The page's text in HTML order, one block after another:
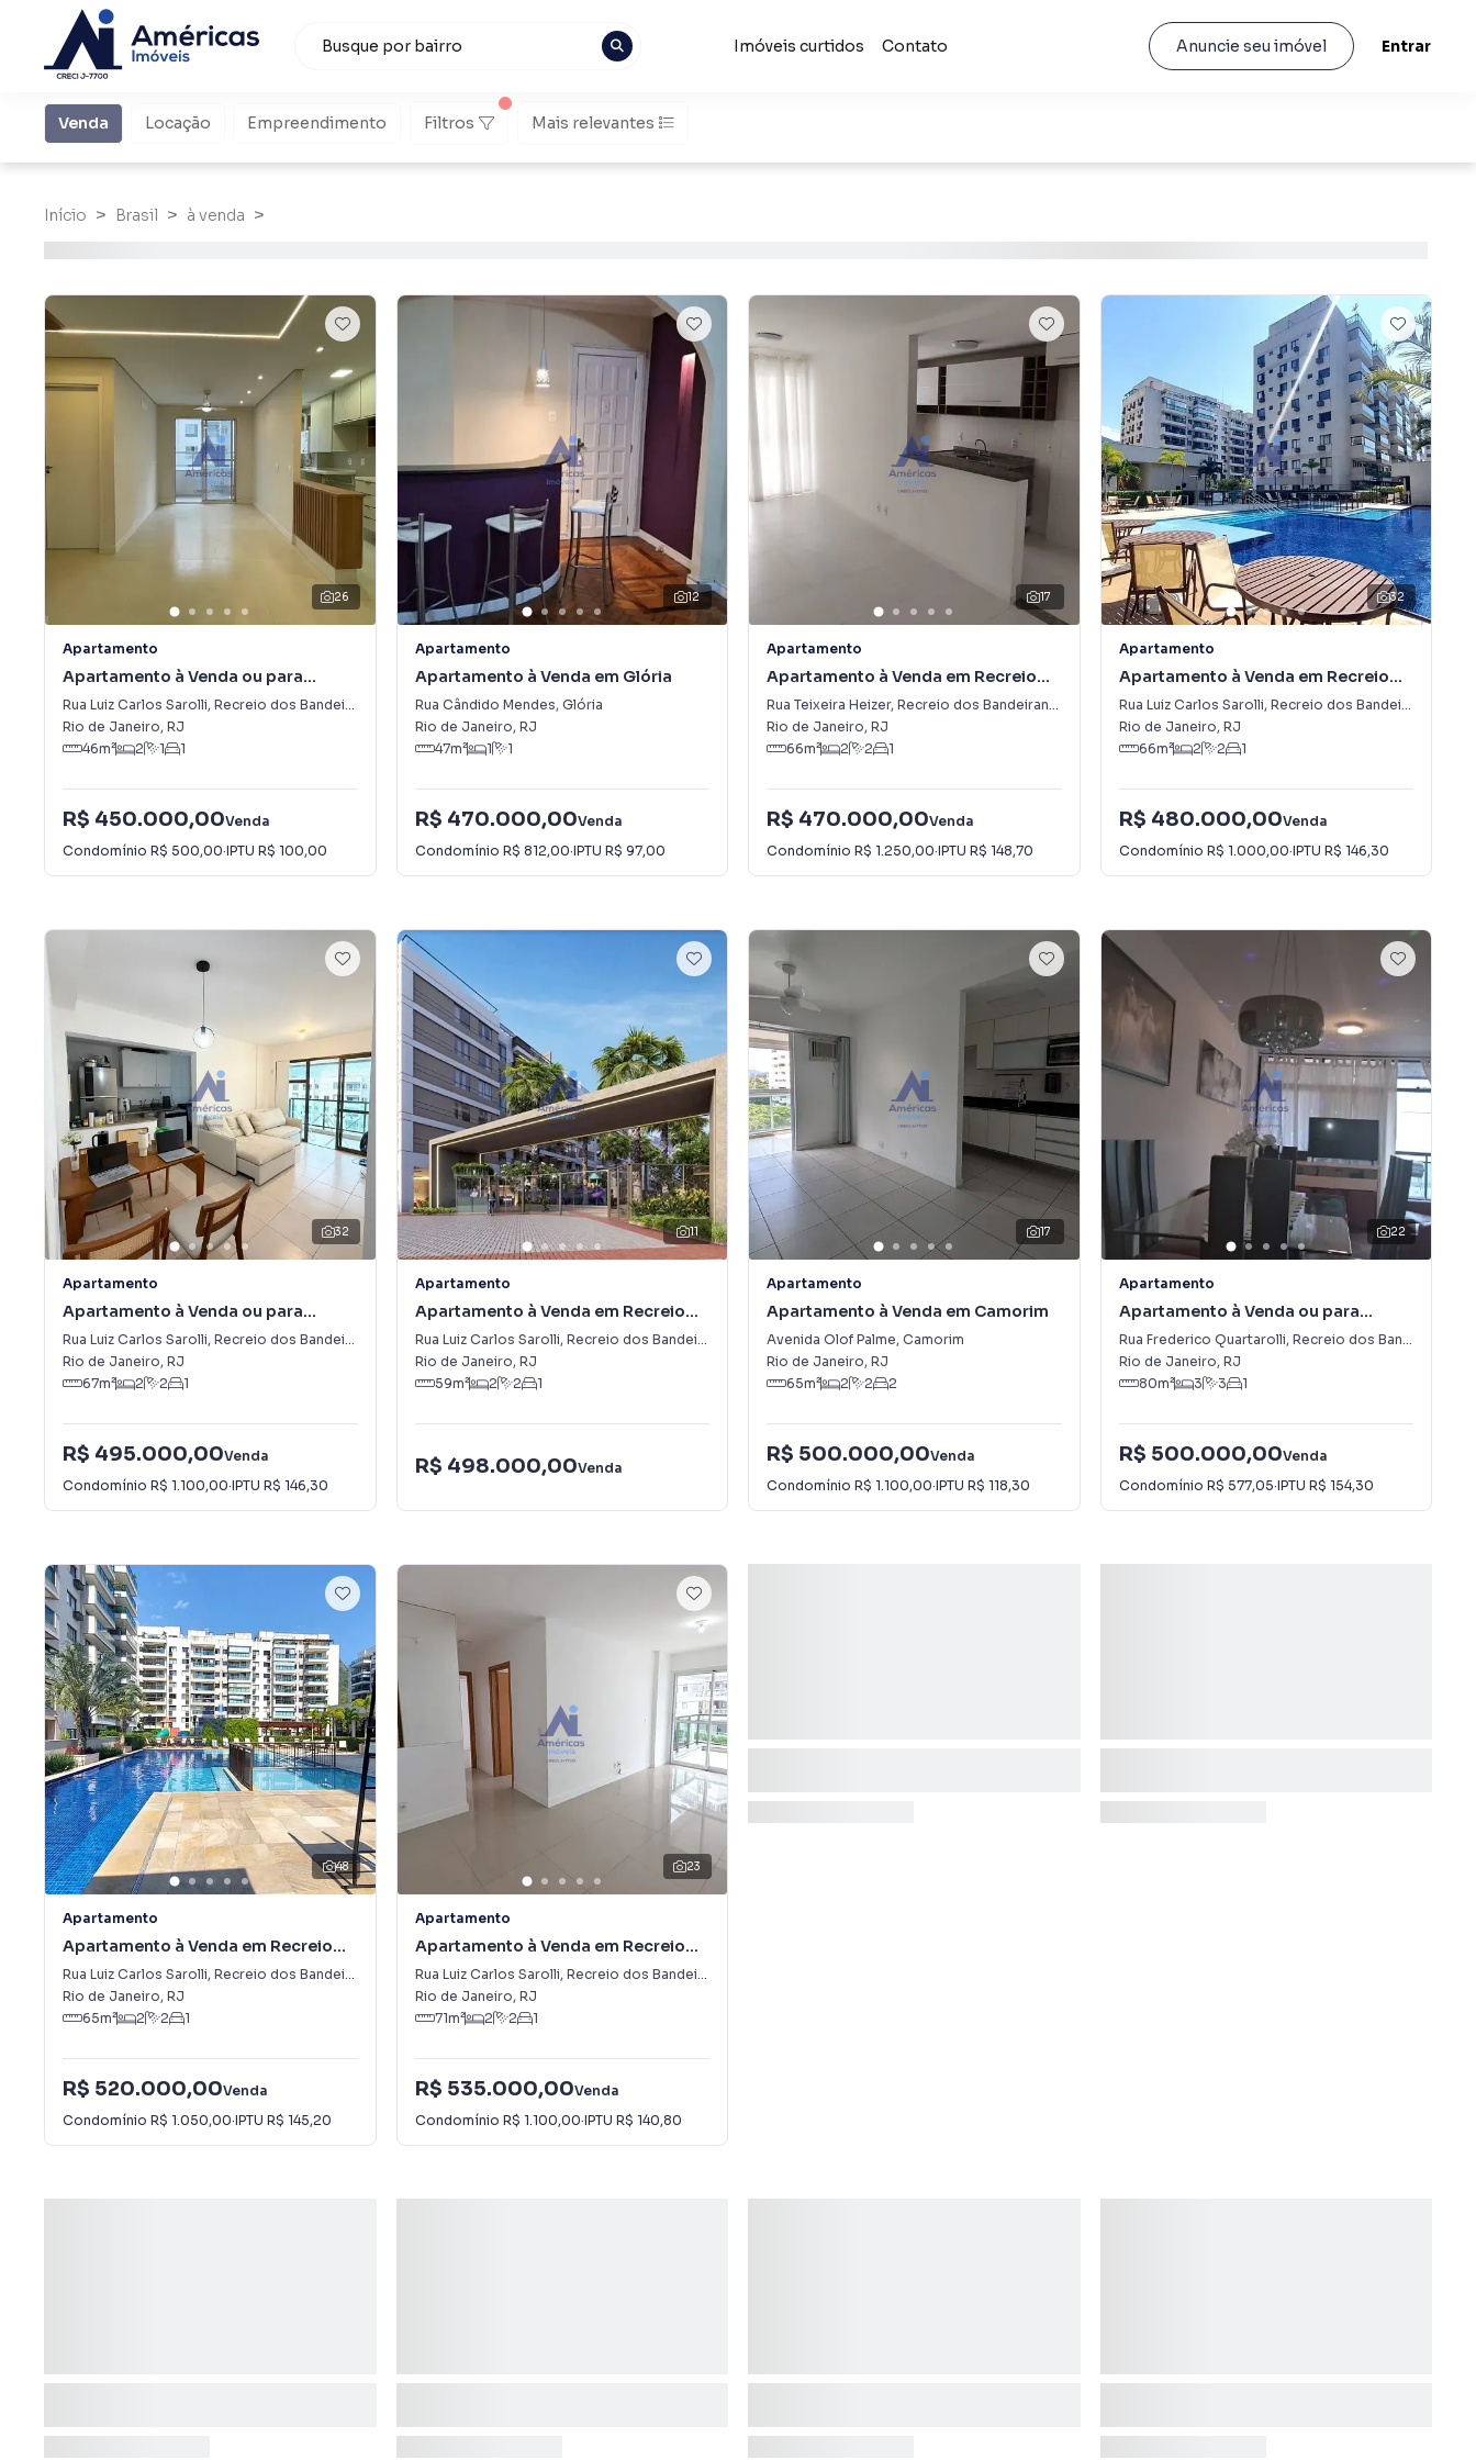
Imóveis curtidos Contato Anuncie seu imóvel Entrar
Venda Locação Empreendimento Filtros Mais relevantes
Início Brasil à venda
26
Apartamento
Apartamento à Venda ou para
Alugar em Recreio dos Bandeirantes
Rua Luiz Carlos Sarolli, Recreio dos Bandeirantes
Rio de Janeiro, RJ
46m² 2 1 1
R$ 450.000,00Venda
Condomínio R$ 500,00·IPTU R$ 100,00
12
Apartamento
Apartamento à Venda em Glória
Rua Cândido Mendes, Glória
Rio de Janeiro, RJ
47m² 1 1
R$ 470.000,00Venda
Condomínio R$ 812,00·IPTU R$ 97,00
17
Apartamento
Apartamento à Venda em Recreio
dos Bandeirantes
Rua Teixeira Heizer, Recreio dos Bandeirantes
Rio de Janeiro, RJ
66m² 2 2 1
R$ 470.000,00Venda
Condomínio R$ 1.250,00·IPTU R$ 148,70
32
Apartamento
Apartamento à Venda em Recreio
dos Bandeirantes
Rua Luiz Carlos Sarolli, Recreio dos Bandeirantes
Rio de Janeiro, RJ
66m² 2 2 1
R$ 480.000,00Venda
Condomínio R$ 1.000,00·IPTU R$ 146,30
32
Apartamento
Apartamento à Venda ou para
Alugar em Recreio dos Bandeirantes
Rua Luiz Carlos Sarolli, Recreio dos Bandeirantes
Rio de Janeiro, RJ
67m² 2 2 1
R$ 495.000,00Venda
Condomínio R$ 1.100,00·IPTU R$ 146,30
11
Apartamento
Apartamento à Venda em Recreio
dos Bandeirantes
Rua Luiz Carlos Sarolli, Recreio dos Bandeirantes
Rio de Janeiro, RJ
59m² 2 2 1
R$ 498.000,00Venda
17
Apartamento
Apartamento à Venda em Camorim
Avenida Olof Palme, Camorim
Rio de Janeiro, RJ
65m² 2 2 2
R$ 500.000,00Venda
Condomínio R$ 1.100,00·IPTU R$ 118,30
22
Apartamento
Apartamento à Venda ou para
Alugar em Recreio dos Bandeirantes
Rua Frederico Quartarolli, Recreio dos Bandeirantes
Rio de Janeiro, RJ
80m² 3 3 1
R$ 500.000,00Venda
Condomínio R$ 577,05·IPTU R$ 154,30
48
Apartamento
Apartamento à Venda em Recreio
dos Bandeirantes
Rua Luiz Carlos Sarolli, Recreio dos Bandeirantes
Rio de Janeiro, RJ
65m² 2 2 1
R$ 520.000,00Venda
Condomínio R$ 1.050,00·IPTU R$ 145,20
23
Apartamento
Apartamento à Venda em Recreio
dos Bandeirantes
Rua Luiz Carlos Sarolli, Recreio dos Bandeirantes
Rio de Janeiro, RJ
71m² 2 2 1
R$ 535.000,00Venda
Condomínio R$ 1.100,00·IPTU R$ 140,80